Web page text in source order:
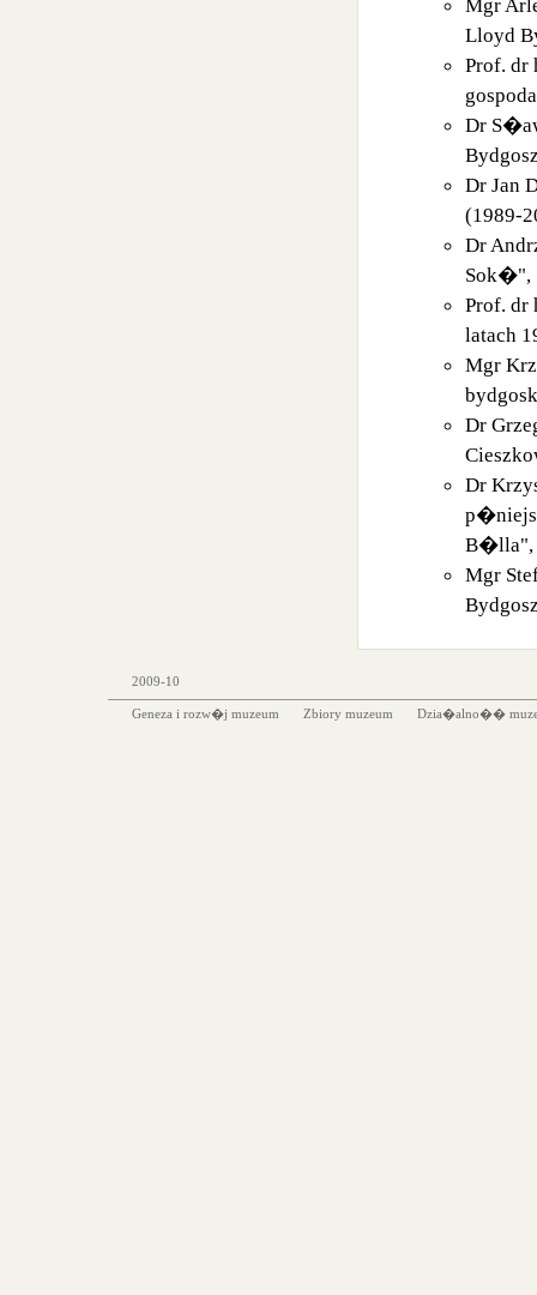
Lloyd
Prof. dr
Dr
Dr Jan
(1989-
Dr
Sok�",
Prof. dr
latach
Mgr
Dr
Dr
B�lla",
Mgr
2009-10
Geneza i rozw�j muzeum Zbiory muzeum Dzia�alno��